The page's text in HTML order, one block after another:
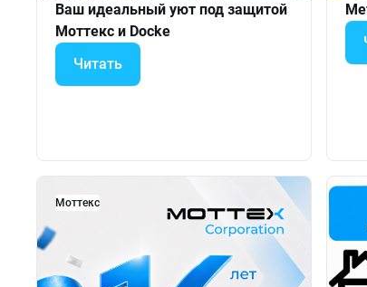
Ваш идеальный уют под защитой
Моттекс и Docke
Читать
Моттекс